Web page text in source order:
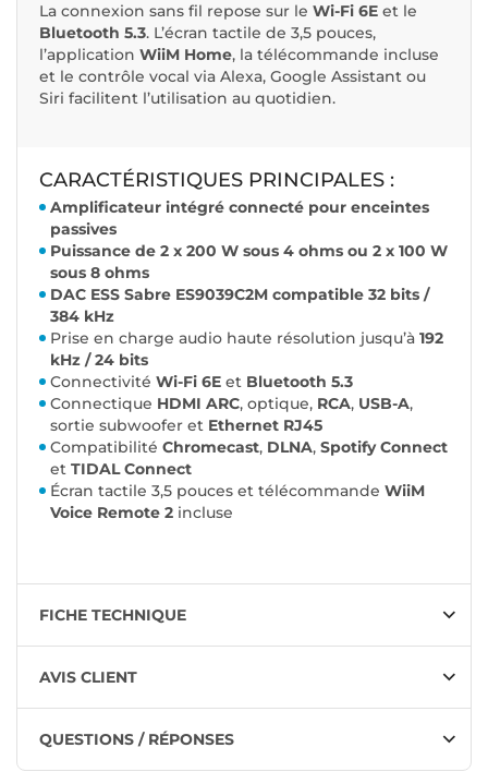
La connexion sans fil repose sur le Wi-Fi 6E et le
Bluetooth 5.3. L’écran tactile de 3,5 pouces,
l’application WiiM Home, la télécommande incluse
et le contrôle vocal via Alexa, Google Assistant ou
Siri facilitent l’utilisation au quotidien.
CARACTÉRISTIQUES PRINCIPALES :
Amplificateur intégré connecté pour enceintes
passives
Puissance de 2 x 200 W sous 4 ohms ou 2 x 100 W
sous 8 ohms
DAC ESS Sabre ES9039C2M compatible 32 bits /
384 kHz
Prise en charge audio haute résolution jusqu’à 192
kHz / 24 bits
Connectivité Wi-Fi 6E et Bluetooth 5.3
Connectique HDMI ARC, optique, RCA, USB-A,
sortie subwoofer et Ethernet RJ45
Compatibilité Chromecast, DLNA, Spotify Connect
et TIDAL Connect
Écran tactile 3,5 pouces et télécommande WiiM
Voice Remote 2 incluse
FICHE TECHNIQUE
AVIS CLIENT
QUESTIONS / RÉPONSES